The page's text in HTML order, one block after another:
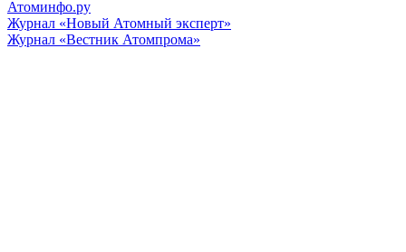
Атоминфо.ру
Журнал «Новый Атомный эксперт»
Журнал «Вестник Атомпрома»